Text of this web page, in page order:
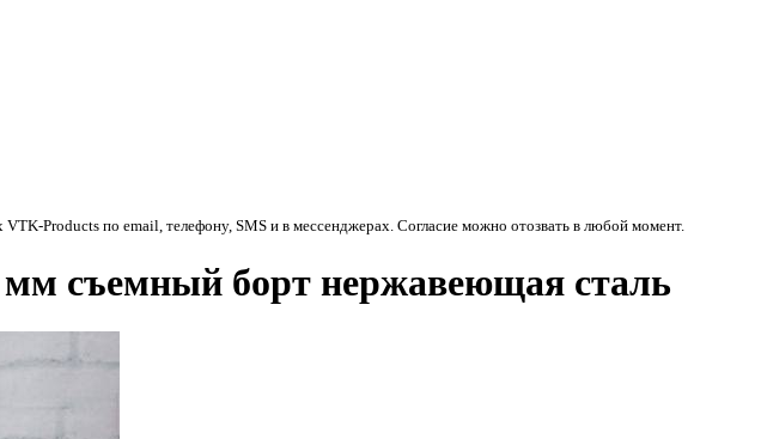
VTK-Products по email, телефону, SMS и в мессенджерах. Согласие можно отозвать в любой момент.
съемный борт нержавеющая сталь